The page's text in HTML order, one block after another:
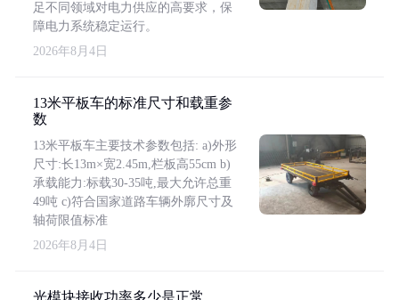
足不同领域对电力供应的高要求，保
障电力系统稳定运行。
2026年8月4日
13米平板车的标准尺寸和载重参
数
13米平板车主要技术参数包括: a)外形
尺寸:长13m×宽2.45m,栏板高55cm b)
承载能力:标载30-35吨,最大允许总重
49吨 c)符合国家道路车辆外廓尺寸及
轴荷限值标准
2026年8月4日
光模块接收功率多少是正常